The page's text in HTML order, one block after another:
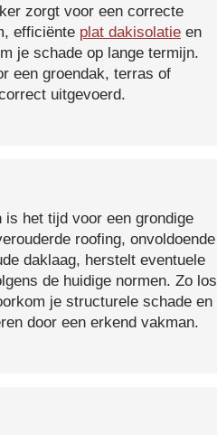
zorgt voor een correcte
efficiënte plat dakisolatie en
je schade op lange termijn.
een groendak, terras of
uitgevoerd.
het tijd voor een grondige
roofing, onvoldoende
daklaag, herstelt eventuele
de huidige normen. Zo los
je structurele schade en
door een erkend vakman.